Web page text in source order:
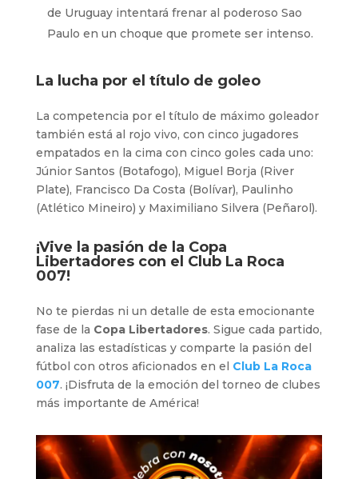
de Uruguay intentará frenar al poderoso Sao
Paulo en un choque que promete ser intenso.
La lucha por el título de goleo
La competencia por el título de máximo goleador
también está al rojo vivo, con cinco jugadores
empatados en la cima con cinco goles cada uno:
Júnior Santos (Botafogo), Miguel Borja (River
Plate), Francisco Da Costa (Bolívar), Paulinho
(Atlético Mineiro) y Maximiliano Silvera (Peñarol).
¡Vive la pasión de la Copa
Libertadores con el Club La Roca
007!
No te pierdas ni un detalle de esta emocionante
fase de la Copa Libertadores. Sigue cada partido,
analiza las estadísticas y comparte la pasión del
fútbol con otros aficionados en el Club La Roca
007. ¡Disfruta de la emoción del torneo de clubes
más importante de América!